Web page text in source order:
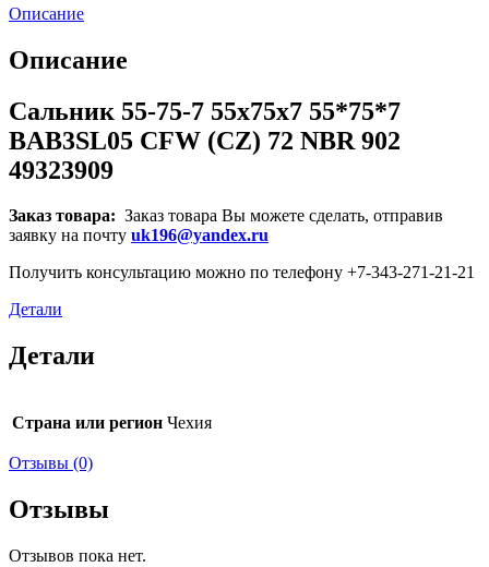
Описание
Описание
Сальник 55-75-7 55x75x7 55*75*7
BAB3SL05 CFW (CZ) 72 NBR 902
49323909
Заказ товара: Заказ товара Вы можете сделать, отправив
заявку на почту uk196@yandex.ru
Получить консультацию можно по телефону +7-343-271-21-21
Детали
Детали
Страна или регион Чехия
Отзывы (0)
Отзывы
Отзывов пока нет.